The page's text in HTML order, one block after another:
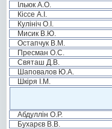
Ільюк А.О.
Кіссе А.І.
Кулініч О.І.
Мисик В.Ю.
Остапчук В.М.
Пресман О.С.
Святаш Д.В.
Шаповалов Ю.А.
Шкіря І.М.
Абдуллін О.Р.
Бухарєв В.В.